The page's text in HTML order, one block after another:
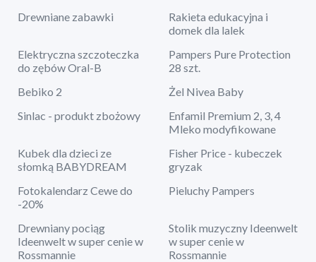
Drewniane zabawki
Rakieta edukacyjna i
domek dla lalek
Elektryczna szczoteczka
do zębów Oral-B
Pampers Pure Protection
28 szt.
Bebiko 2
Żel Nivea Baby
Sinlac - produkt zbożowy
Enfamil Premium 2, 3, 4
Mleko modyfikowane
Kubek dla dzieci ze
słomką BABYDREAM
Fisher Price - kubeczek
gryzak
Fotokalendarz Cewe do
-20%
Pieluchy Pampers
Drewniany pociąg
Ideenwelt w super cenie w
Rossmannie
Stolik muzyczny Ideenwelt
w super cenie w
Rossmannie